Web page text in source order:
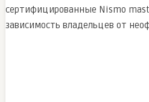
сертифицированные Nismo
зависимость владельцев от